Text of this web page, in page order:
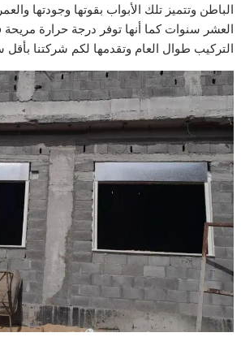
الباطن وتتميز تلك الأبواب بقوتها وجودتها
العشر سنوات كما أنها توفر درجة حرارة
التركيب طوال العام وتقدمها لكم شركتنا بأقل